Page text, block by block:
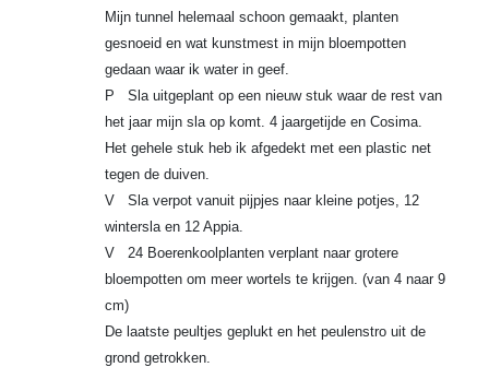
Mijn tunnel helemaal schoon gemaakt, planten
gesnoeid en wat kunstmest in mijn bloempotten
gedaan waar ik water in geef.
P Sla uitgeplant op een nieuw stuk waar de rest van
het jaar mijn sla op komt. 4 jaargetijde en Cosima.
Het gehele stuk heb ik afgedekt met een plastic net
tegen de duiven.
V Sla verpot vanuit pijpjes naar kleine potjes, 12
wintersla en 12 Appia.
V 24 Boerenkoolplanten verplant naar grotere
bloempotten om meer wortels te krijgen. (van 4 naar 9
cm)
De laatste peultjes geplukt en het peulenstro uit de
grond getrokken.